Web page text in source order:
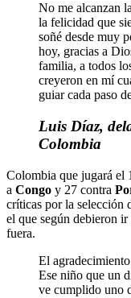
No me alcanzan
la felicidad que
soñé desde muy
hoy, gracias a
familia, a todos
creyeron en mí
guiar cada paso
Luis Díaz,
Colombia
Colombia que jugará el
a Congo y 27 contra
críticas por la selección
el que según debieron
fuera.
El
Ese niño que un
ve cumplido uno